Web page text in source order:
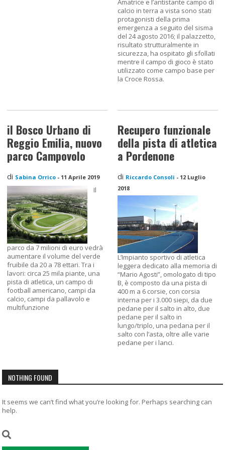
Amatrice e l’antistante campo di
calcio in terra a vista sono stati
protagonisti della prima
emergenza a seguito del sisma
del 24 agosto 2016; il palazzetto,
risultato strutturalmente in
sicurezza, ha ospitato gli sfollati
mentre il campo di gioco è stato
utilizzato come campo base per
la Croce Rossa.
il Bosco Urbano di
Reggio Emilia, nuovo
parco Campovolo
di Sabina Orrico - 11 Aprile 2019
Il
parco da 7 milioni di euro vedrà
aumentare il volume del verde
fruibile da 20 a 78 ettari. Tra i
lavori: circa 25 mila piante, una
pista di atletica, un campo di
football americano, campi da
calcio, campi da pallavolo e
multifunzione
Recupero funzionale
della pista di atletica
a Pordenone
di Riccardo Consoli - 12 Luglio
2018
L’Impianto sportivo di atletica
leggera dedicato alla memoria di
“Mario Agosti”, omologato di tipo
B, è composto da una pista di
400 m a 6 corsie, con corsia
interna per i 3.000 siepi, da due
pedane per il salto in alto, due
pedane per il salto in
lungo/triplo, una pedana per il
salto con l’asta, oltre alle varie
pedane per i lanci.
NOTHING FOUND
It seems we can’t find what you’re looking for. Perhaps searching can
help.